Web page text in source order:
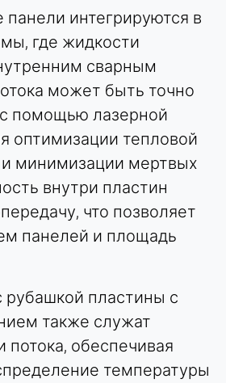
интегрируются в
где жидкости
сварным
может быть точно
помощью лазерной
оптимизации тепловой
минимизации мертвых
внутри пластин
что позволяет
панелей и площадь
рубашкой пластины с
также служат
обеспечивая
температуры